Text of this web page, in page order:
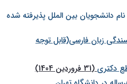
دانشجويان بين الملل پذيرفته شده
زبان فارسی(قابل توجه
دکتری(31 فروردین 1404)